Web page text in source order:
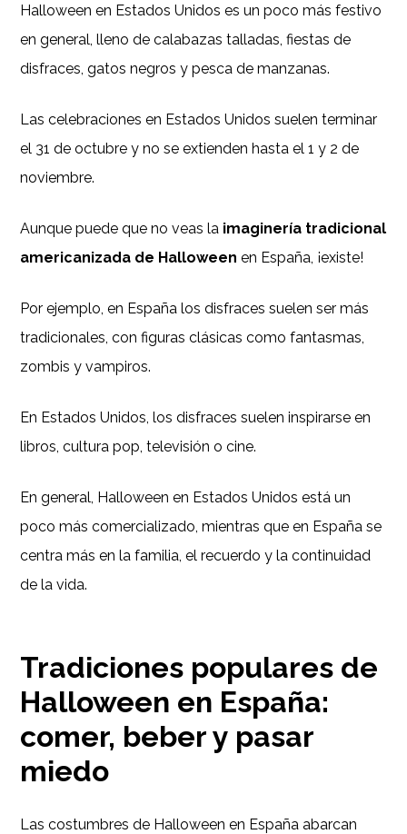
Halloween en Estados Unidos es un poco más festivo
en general, lleno de calabazas talladas, fiestas de
disfraces, gatos negros y pesca de manzanas.
Las celebraciones en Estados Unidos suelen terminar
el 31 de octubre y no se extienden hasta el 1 y 2 de
noviembre.
Aunque puede que no veas la imaginería tradicional
americanizada de Halloween en España, ¡existe!
Por ejemplo, en España los disfraces suelen ser más
tradicionales, con figuras clásicas como fantasmas,
zombis y vampiros.
En Estados Unidos, los disfraces suelen inspirarse en
libros, cultura pop, televisión o cine.
En general, Halloween en Estados Unidos está un
poco más comercializado, mientras que en España se
centra más en la familia, el recuerdo y la continuidad
de la vida.
Tradiciones populares de
Halloween en España:
comer, beber y pasar
miedo
Las costumbres de Halloween en España abarcan